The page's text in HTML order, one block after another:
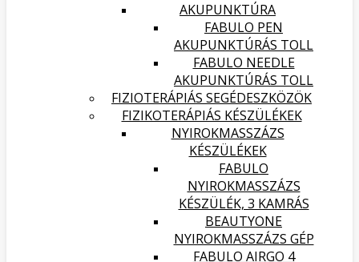
AKUPUNKTÚRA
FABULO PEN
AKUPUNKTÚRÁS TOLL
FABULO NEEDLE
AKUPUNKTÚRÁS TOLL
FIZIOTERÁPIÁS SEGÉDESZKÖZÖK
FIZIKOTERÁPIÁS KÉSZÜLÉKEK
NYIROKMASSZÁZS
KÉSZÜLÉKEK
FABULO
NYIROKMASSZÁZS
KÉSZÜLÉK, 3 KAMRÁS
BEAUTYONE
NYIROKMASSZÁZS GÉP
FABULO AIRGO 4